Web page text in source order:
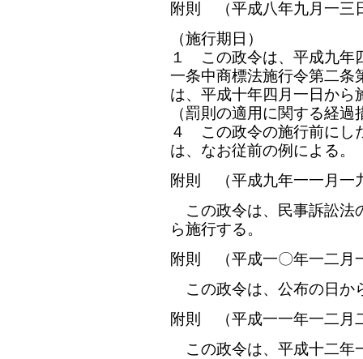
附則 （平成八年九月一三
（施行期日）
１ この政令は、平成九年
一条中商標法施行令第二条
は、平成十年四月一日から
（罰則の適用に関する経過
４ この政令の施行前にし
は、なお従前の例による。
附則 （平成九年一一月一
この政令は、民事訴訟法
ら施行する。
附則 （平成一〇年一二月
この政令は、公布の日か
附則 （平成一一年一二月
この政令は、平成十二年